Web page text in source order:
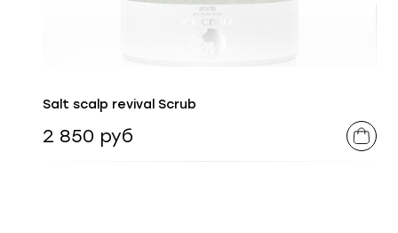
Salt scalp revival Scrub
2 850 руб